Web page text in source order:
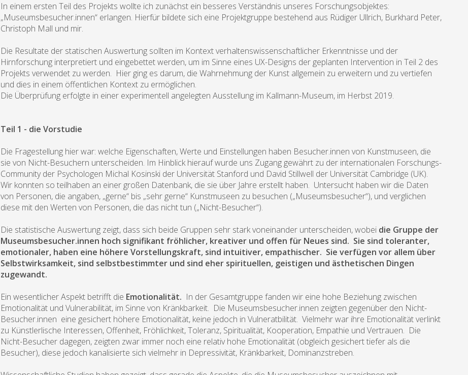
In einem ersten Teil des Projekts wollte ich zunächst ein besseres Verständnis unseres Forschungsobjektes:
„Museumsbesucher.innen“ erlangen. Hierfür bildete sich eine Projektgruppe bestehend aus Rüdiger Ullrich, Burkhard Peter,
Christoph Mall und mir.
Die Resultate der statischen Auswertung sollten im Kontext verhaltenswissenschaftlicher Erkenntnisse und der
Hirnforschung interpretiert und eingebettet werden, um im Sinne eines UX-Designs der geplanten Intervention in Teil 2 des
Projekts verwendet zu werden. Hier ging es darum, die Wahrnehmung der Kunst allgemein zu erweitern und zu vertiefen
und dies in einem öffentlichen Kontext zu ermöglichen.
Die Überprüfung erfolgte in einer experimentell angelegten Ausstellung im Kallmann-Museum, im Herbst 2019.
Teil 1 - die Vorstudie
Die Fragestellung hier war: welche Eigenschaften, Werte und Einstellungen haben Besucher.innen von Kunstmuseen, die
sie von Nicht-Besuchern unterscheiden. Im Hinblick hierauf wurde uns Zugang gewährt zu der internationalen Forschungs-
Community der Psychologen Michal Kosinski der Universität Stanford und David Stillwell der Universität Cambridge (UK).
Wir konnten so teilhaben an einer großen Datenbank, die sie über Jahre erstellt haben. Untersucht haben wir die Daten
von Personen, die angaben, „gerne“ bis „sehr gerne“ Kunstmuseen zu besuchen („Museumsbesucher“), und verglichen
diese mit den Werten von Personen, die das nicht tun („Nicht-Besucher“).
Die statistische Auswertung zeigt, dass sich beide Gruppen sehr stark voneinander unterscheiden, wobei die Gruppe der
Museumsbesucher.innen hoch signifikant fröhlicher, kreativer und offen für Neues sind. Sie sind toleranter,
emotionaler, haben eine höhere Vorstellungskraft, sind intuitiver, empathischer. Sie verfügen vor allem über
Selbstwirksamkeit, sind selbstbestimmter und sind eher spirituellen, geistigen und ästhetischen Dingen
zugewandt.
Ein wesentlicher Aspekt betrifft die Emotionalität. In der Gesamtgruppe fanden wir eine hohe Beziehung zwischen
Emotionalität und Vulnerabilität, im Sinne von Kränkbarkeit. Die Museumsbesucher.innen zeigten gegenüber den Nicht-
Besucher.innen eine gesichert höhere Emotionalität, keine jedoch in Vulneratbilität. Vielmehr war ihre Emotionalität verlinkt
zu Künstlerlische Interessen, Offenheit, Fröhlichkeit, Toleranz, Spiritualität, Kooperation, Empathie und Vertrauen. Die
Nicht-Besucher dagegen, zeigten zwar immer noch eine relativ hohe Emotionalität (obgleich gesichert tiefer als die
Besucher), diese jedoch kanalisierte sich vielmehr in Depressivität, Kränkbarkeit, Dominanzstreben.